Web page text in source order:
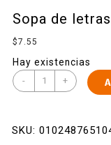
Sopa de
$7.55
Hay existencias
- +
SKU: